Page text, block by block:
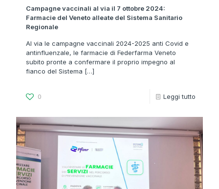
Campagne vaccinali al via il 7 ottobre 2024:
Farmacie del Veneto alleate del Sistema Sanitario
Regionale
Al via le campagne vaccinali 2024-2025 anti Covid e
antinfluenzale, le farmacie di Federfarma Veneto
subito pronte a confermare il proprio impegno al
fianco del Sistema […]
0 Leggi tutto